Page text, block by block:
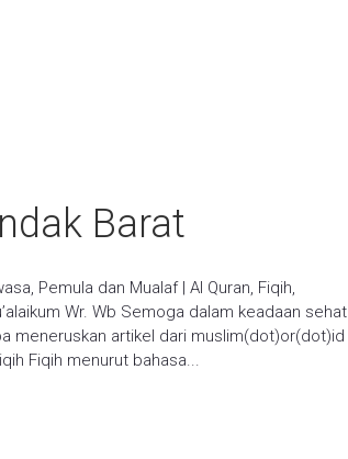
Barat
Pemula dan Mualaf | Al Quran, Fiqih,
Wr. Wb Semoga dalam keadaan sehat
meneruskan artikel dari muslim(dot)or(dot)id
Fiqih menurut bahasa...